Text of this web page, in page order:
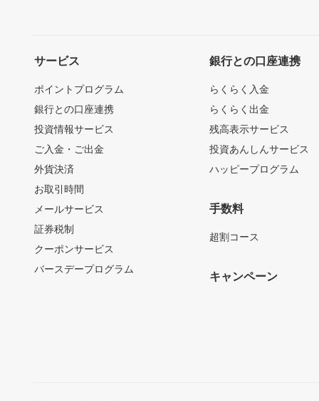
サービス
ポイントプログラム
銀行との口座連携
投資情報サービス
ご入金・ご出金
外貨決済
お取引時間
メールサービス
証券税制
クーポンサービス
バースデープログラム
銀行との口座連携
らくらく入金
らくらく出金
残高表示サービス
投資あんしんサービス
ハッピープログラム
手数料
超割コース
キャンペーン